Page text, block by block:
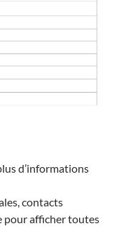
d’informations
contacts
pour affichertoutes